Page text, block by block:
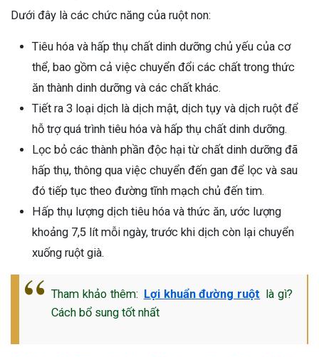
Dưới đây là các chức năng của ruột non:
Tiêu hóa và hấp thụ chất dinh dưỡng chủ yếu của cơ
thể, bao gồm cả việc chuyển đổi các chất trong thức
ăn thành dinh dưỡng và các chất khác.
Tiết ra 3 loại dịch là dịch mật, dịch tụy và dịch ruột để
hỗ trợ quá trình tiêu hóa và hấp thụ chất dinh dưỡng.
Lọc bỏ các thành phần độc hại từ chất dinh dưỡng đã
hấp thụ, thông qua việc chuyển đến gan để lọc và sau
đó tiếp tục theo đường tĩnh mạch chủ đến tim.
Hấp thụ lượng dịch tiêu hóa và thức ăn, ước lượng
khoảng 7,5 lít mỗi ngày, trước khi dịch còn lại chuyển
xuống ruột già.
Tham khảo thêm: Lợi khuẩn đường ruột là gì?
Cách bổ sung tốt nhất